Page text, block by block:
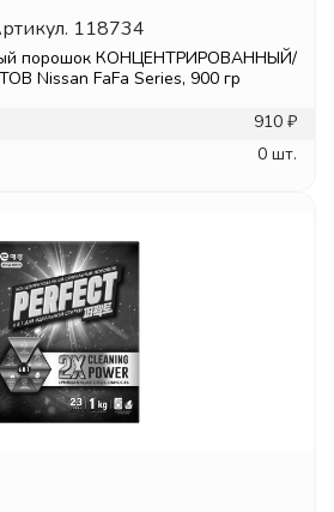
118734
порошок КОНЦЕНТРИРОВАННЫЙ/
Nissan FaFa Series, 900 гр
910 ₽
0 шт.